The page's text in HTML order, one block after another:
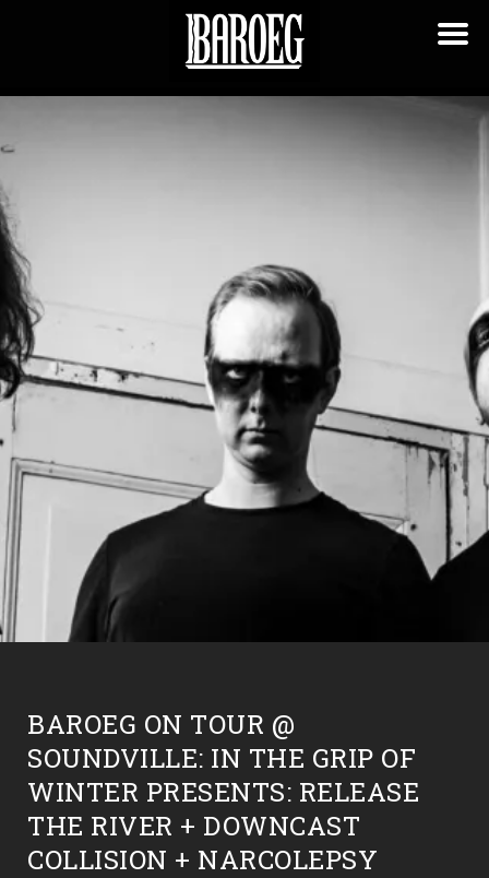
BAROEG ON TOUR @
SOUNDVILLE: IN THE GRIP OF
WINTER PRESENTS: RELEASE
THE RIVER + DOWNCAST
COLLISION + NARCOLEPSY